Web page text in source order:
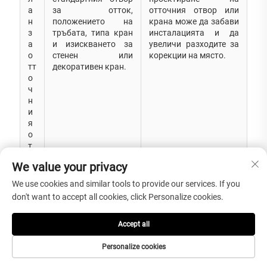
а
н
з
а
о
тт
о
ч
н
и
я
о
т
о
к
р
н
за отток,
положението на
тръбата, типа кран
и изискването за
стенен или
декоративен кран.
отточния отвор или
крана може да забави
инсталацията и да
увеличи разходите за
корекции на място.
We value your privacy
We use cookies and similar tools to provide our services. If you
don't want to accept all cookies, click Personalize cookies.
Personalize cookies
Accept all